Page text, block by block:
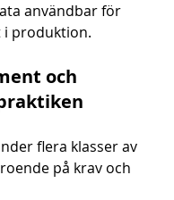
användbar för
i produktion.
och
flera klasser av
på krav och